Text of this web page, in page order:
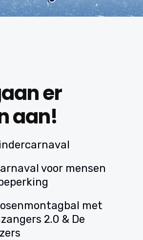
er
aan!
voor mensen
met
2.0 & De